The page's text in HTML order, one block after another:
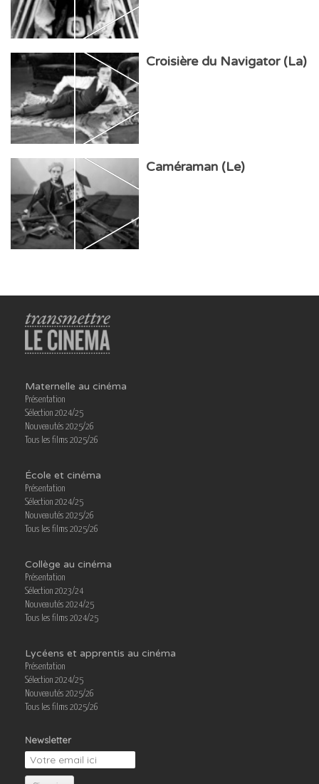
Croisière du Navigator (La)
Caméraman (Le)
Maternelle au cinéma
Présentation
Sélection 2024/25
Nouveautés 2025/26
Tous les films 2025/26
École et cinéma
Présentation
Sélection 2024/25
Nouveautés 2025/26
Tous les films 2025/26
Collège au cinéma
Présentation
Sélection 2023/24
Nouveautés 2024/25
Tous les films 2024/25
Lycéens et apprentis au cinéma
Présentation
Sélection 2024/25
Nouveautés 2025/26
Tous les films 2025/26
Newsletter